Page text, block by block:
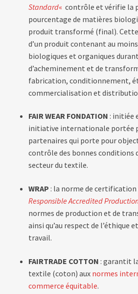
Standard« contrôle et vérifie la
pourcentage de matières
produit transformé (final).
d’un produit contenant au
biologiques et organiques
d’acheminement et de
fabrication, conditionnement,
commercialisation et
FAIR WEAR FONDATION : initiée
initiative internationale portée
partenaires qui porte pour
contrôle des bonnes conditions
secteur du textile.
WRAP : la norme de certification
Responsible Accredited
normes de production et de
ainsi qu’au respect de l’éthique
travail.
FAIRTRADE COTTON : garantit
textile (coton) aux normes
commerce équitable.